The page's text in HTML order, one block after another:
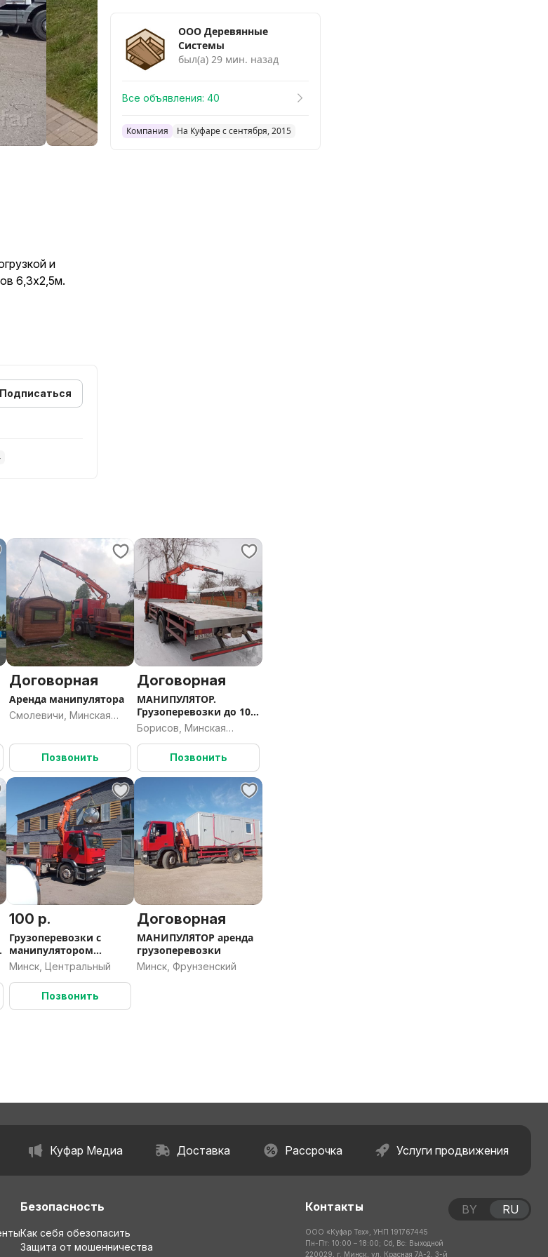
и
6,3х2,5м.
Подписаться
Договорная
Аренда манипулятора
Смолевичи, Минская
Позвонить
Договорная
МАНИПУЛЯТОР.
Грузоперевозки до 10
тонн
Борисов, Минская
область
Позвонить
100 р.
Грузоперевозки с
манипулятором
Минск, область, РБ.
Минск, Центральный
Позвонить
Договорная
МАНИПУЛЯТОР аренда
грузоперевозки
Минск, Фрунзенский
ООО Деревянные
Системы
был(а) 29 мин. назад
Все объявления: 40
Компания На Куфаре с сентября, 2015
Куфар Медиа Доставка Рассрочка Услуги продвижения
Безопасность
Как себя обезопасить
Защита от мошенничества
Контакты
ООО «Куфар Тех», УНП 191767445
Пн-Пт: 10:00 – 18:00; Сб, Вс: Выходной
220029, г. Минск, ул. Красная 7А-2, 3-й
BY RU